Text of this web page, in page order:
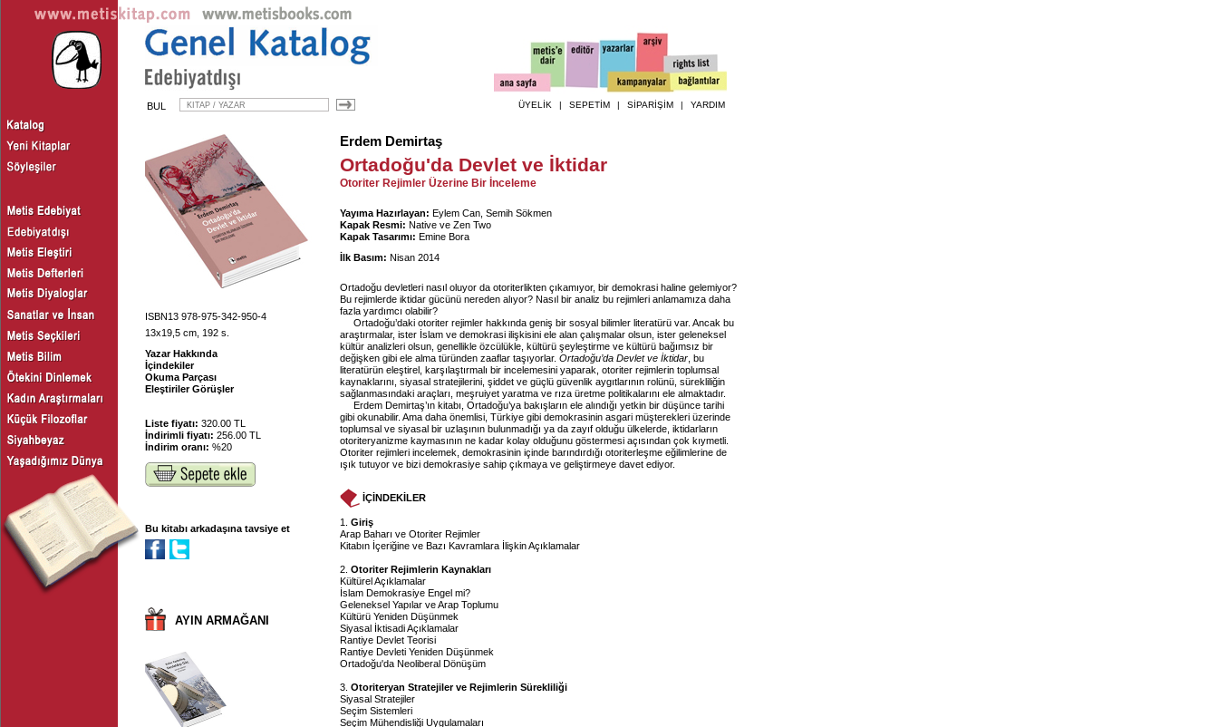
BUL ÜYELİK | SEPETİM | SİPARİŞİM | YARDIM
ISBN13 978-975-342-950-4
13x19,5 cm, 192 s.
Yazar Hakkında
İçindekiler
Okuma Parçası
Eleştiriler Görüşler
Liste fiyatı: 320.00 TL
İndirimli fiyatı: 256.00 TL
İndirim oranı: %20
Bu kitabı arkadaşına tavsiye et
AYIN ARMAĞANI
Erdem Demirtaş
Ortadoğu'da Devlet ve İktidar
Otoriter Rejimler Üzerine Bir İnceleme
Yayıma Hazırlayan: Eylem Can, Semih Sökmen
Kapak Resmi: Native ve Zen Two
Kapak Tasarımı: Emine Bora
İlk Basım: Nisan 2014
Ortadoğu devletleri nasıl oluyor da otoriterlikten çıkamıyor, bir demokrasi haline gelemiyor?
Bu rejimlerde iktidar gücünü nereden alıyor? Nasıl bir analiz bu rejimleri anlamamıza daha
fazla yardımcı olabilir?
Ortadoğu’daki otoriter rejimler hakkında geniş bir sosyal bilimler literatürü var. Ancak bu
araştırmalar, ister İslam ve demokrasi ilişkisini ele alan çalışmalar olsun, ister geleneksel
kültür analizleri olsun, genellikle özcülükle, kültürü şeyleştirme ve kültürü bağımsız bir
değişken gibi ele alma türünden zaaflar taşıyorlar. Ortadoğu’da Devlet ve İktidar , bu
literatürün eleştirel, karşılaştırmalı bir incelemesini yaparak, otoriter rejimlerin toplumsal
kaynaklarını, siyasal stratejilerini, şiddet ve güçlü güvenlik aygıtlarının rolünü, sürekliliğin
sağlanmasındaki araçları, meşruiyet yaratma ve rıza üretme politikalarını ele almaktadır.
Erdem Demirtaş’ın kitabı, Ortadoğu’ya bakışların ele alındığı yetkin bir düşünce tarihi
gibi okunabilir. Ama daha önemlisi, Türkiye gibi demokrasinin asgari müşterekleri üzerinde
toplumsal ve siyasal bir uzlaşının bulunmadığı ya da zayıf olduğu ülkelerde, iktidarların
otoriteryanizme kaymasının ne kadar kolay olduğunu göstermesi açısından çok kıymetli.
Otoriter rejimleri incelemek, demokrasinin içinde barındırdığı otoriterleşme eğilimlerine de
ışık tutuyor ve bizi demokrasiye sahip çıkmaya ve geliştirmeye davet ediyor.
İÇİNDEKİLER
1. Giriş
Arap Baharı ve Otoriter Rejimler
Kitabın İçeriğine ve Bazı Kavramlara İlişkin Açıklamalar
2. Otoriter Rejimlerin Kaynakları
Kültürel Açıklamalar
İslam Demokrasiye Engel mi?
Geleneksel Yapılar ve Arap Toplumu
Kültürü Yeniden Düşünmek
Siyasal İktisadi Açıklamalar
Rantiye Devlet Teorisi
Rantiye Devleti Yeniden Düşünmek
Ortadoğu'da Neoliberal Dönüşüm
3. Otoriteryan Stratejiler ve Rejimlerin Sürekliliği
Siyasal Stratejiler
Seçim Sistemleri
Seçim Mühendisliği Uygulamaları